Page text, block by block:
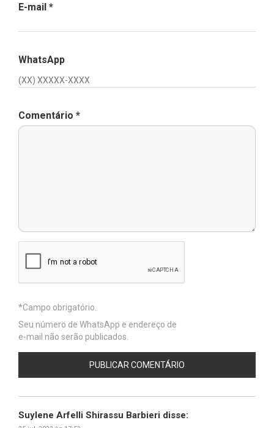
E-mail *
WhatsApp
Comentário *
Seu número de WhatsApp e endereço de
e-mail não serão publicados.
Suylene Arfelli Shirassu Barbieri disse: